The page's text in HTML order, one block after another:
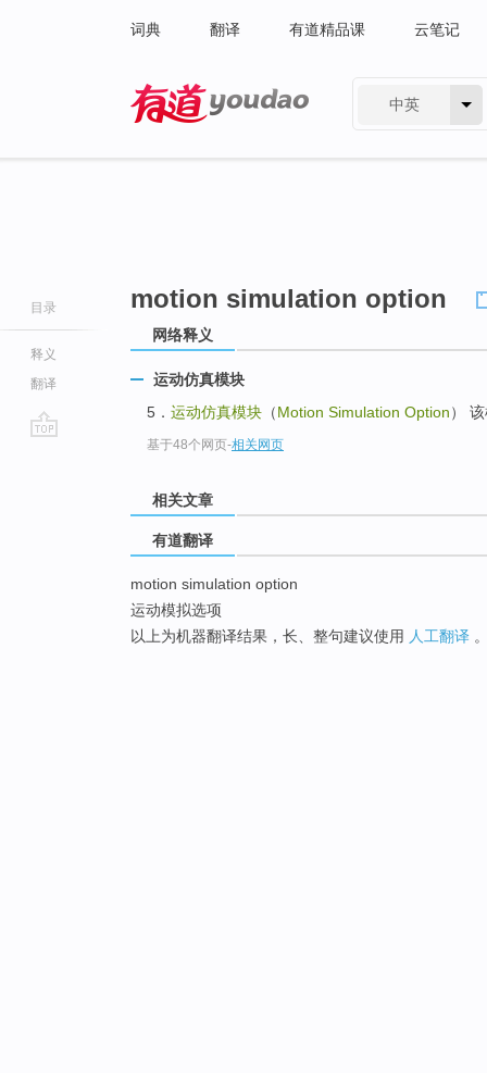
词典 翻译 有道精品课 云笔记
中英
目录
释义
翻译
motion simulation option
网络释义
运动仿真模块
5． 运动仿真模块 （Motion Simulation Option）
基于48个网页-相关网页
相关文章
有道翻译
motion simulation option
运动模拟选项
以上为机器翻译结果，长、整句建议使用 人工翻译